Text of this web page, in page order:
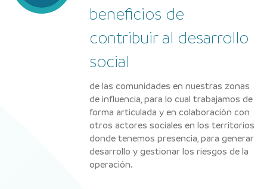
beneficios de
contribuir al desarrollo
social
de las comunidades en nuestras zonas
de influencia, para lo cual trabajamos de
forma articulada y en colaboración con
otros actores sociales en los territorios
donde tenemos presencia, para generar
desarrollo y gestionar los riesgos de la
operación.